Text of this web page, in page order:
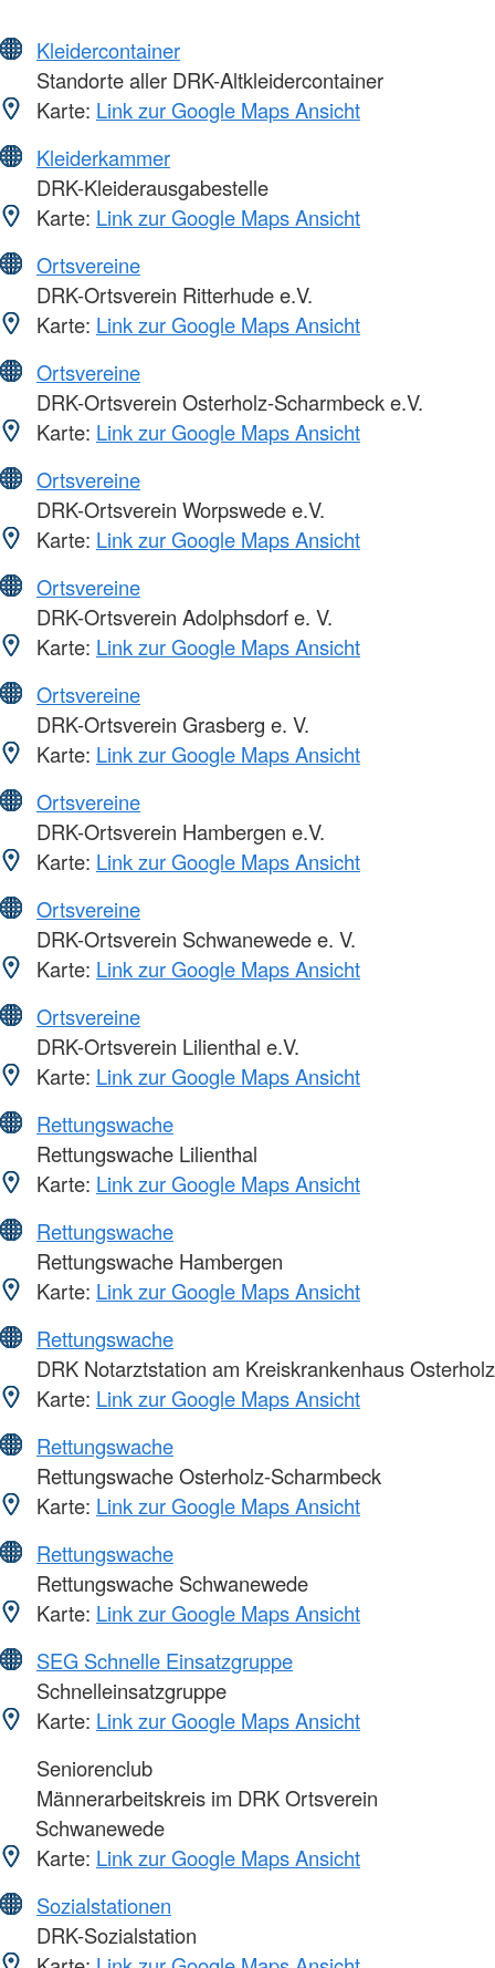
Kleidercontainer
Standorte aller DRK-Altkleidercontainer
Karte: Link zur Google Maps Ansicht
Kleiderkammer
DRK-Kleiderausgabestelle
Karte: Link zur Google Maps Ansicht
Ortsvereine
DRK-Ortsverein Ritterhude e.V.
Karte: Link zur Google Maps Ansicht
Ortsvereine
DRK-Ortsverein Osterholz-Scharmbeck e.V.
Karte: Link zur Google Maps Ansicht
Ortsvereine
DRK-Ortsverein Worpswede e.V.
Karte: Link zur Google Maps Ansicht
Ortsvereine
DRK-Ortsverein Adolphsdorf e. V.
Karte: Link zur Google Maps Ansicht
Ortsvereine
DRK-Ortsverein Grasberg e. V.
Karte: Link zur Google Maps Ansicht
Ortsvereine
DRK-Ortsverein Hambergen e.V.
Karte: Link zur Google Maps Ansicht
Ortsvereine
DRK-Ortsverein Schwanewede e. V.
Karte: Link zur Google Maps Ansicht
Ortsvereine
DRK-Ortsverein Lilienthal e.V.
Karte: Link zur Google Maps Ansicht
Rettungswache
Rettungswache Lilienthal
Karte: Link zur Google Maps Ansicht
Rettungswache
Rettungswache Hambergen
Karte: Link zur Google Maps Ansicht
Rettungswache
DRK Notarztstation am Kreiskrankenhaus Osterholz
Karte: Link zur Google Maps Ansicht
Rettungswache
Rettungswache Osterholz-Scharmbeck
Karte: Link zur Google Maps Ansicht
Rettungswache
Rettungswache Schwanewede
Karte: Link zur Google Maps Ansicht
SEG Schnelle Einsatzgruppe
Schnelleinsatzgruppe
Karte: Link zur Google Maps Ansicht
Seniorenclub
Männerarbeitskreis im DRK Ortsverein
Schwanewede
Karte: Link zur Google Maps Ansicht
Sozialstationen
DRK-Sozialstation